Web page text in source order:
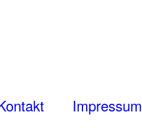
Impressum